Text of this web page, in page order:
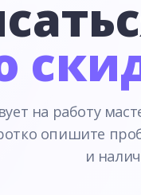
на работу
опишите
и